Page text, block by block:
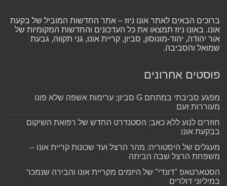
ברוכים הבאים לאתר אונו ניוז – אתר החדשות המוביל של בקעת
אונו. באונו ניוז תמצאו את כל העדכונים והחדשות המקומיות של
אור יהודה, יהוד-מונוסון, סביון, קריית אונו, גני תקווה, גבעת
שמואל והסביבה.
פוסטים אחרונים
מפגע סביבתי במתחם G סביון: ערימות אשפה שלא פונו
מעוררות זעם
חוזרים לנוע ללא כאב: הסטנדרט החדש של רפואת השיקום
בבקעת אונו
מעגלים של היסטוריה: מהר הרצל ועד שכונות קריית אונו –
משפחת הרצל שבה הביתה
הסטארטאפ "דונדי" של היזמים מקריית אונו והבירה שנמכר
במיליוני דולרים